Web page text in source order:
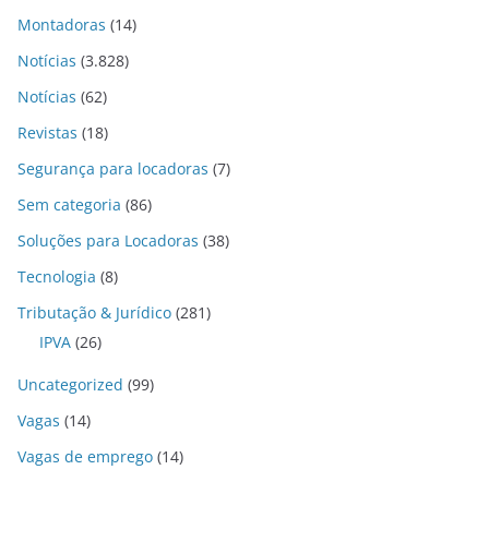
Montadoras (14)
Notícias (3.828)
Notícias (62)
Revistas (18)
Segurança para locadoras (7)
Sem categoria (86)
Soluções para Locadoras (38)
Tecnologia (8)
Tributação & Jurídico (281)
IPVA (26)
Uncategorized (99)
Vagas (14)
Vagas de emprego (14)